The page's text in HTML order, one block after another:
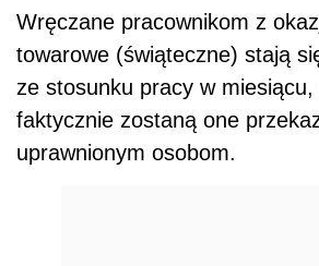
Wręczane pracownikom z
towarowe (świąteczne) stają
ze stosunku pracy w
faktycznie zostaną one
uprawnionym osobom.